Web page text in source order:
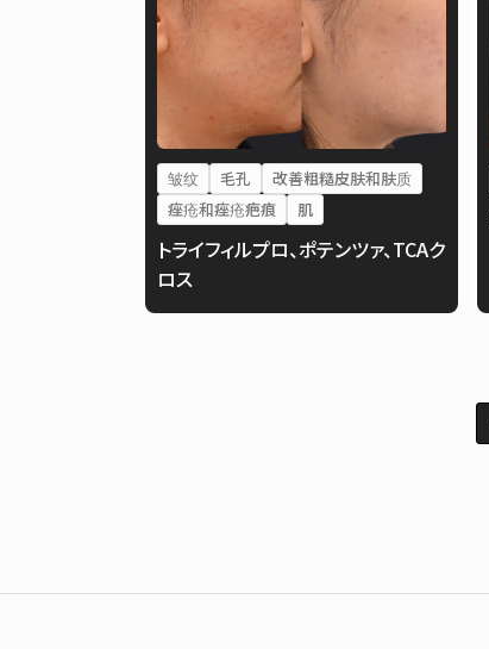
皱纹 毛孔
改善粗糙皮肤和肤质
痤疮和痤疮疤痕
肌
トライフィルプロ、ポテンツァ、TCAク
ロス